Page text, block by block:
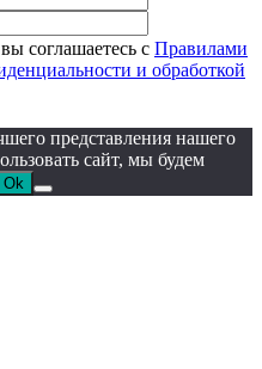
соглашаетесь с Правилами
и обработкой
представления нашего
сайт, мы будем
Ok